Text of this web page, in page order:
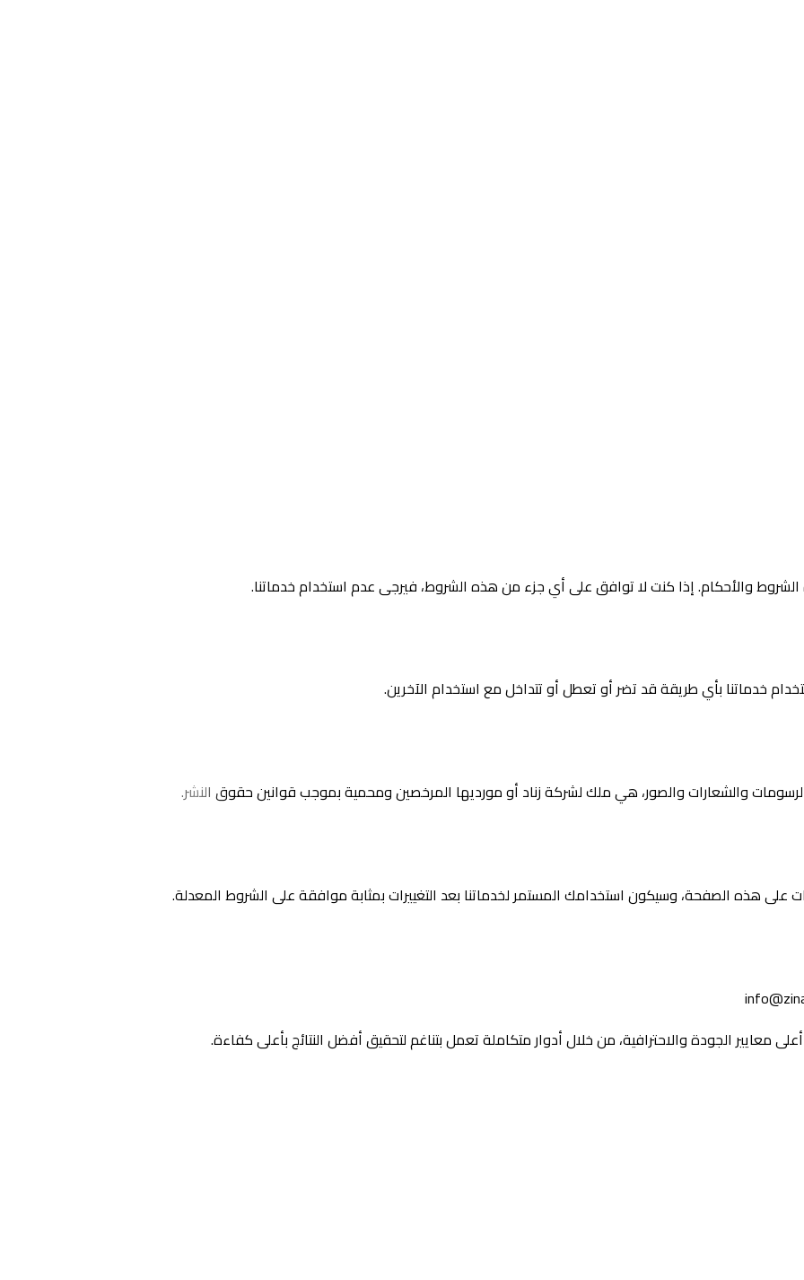
الشروط والأحكام. إذا كنت لا توافق على أي جزء من هذه الشروط، فيرجى عدم استخدام خدماتنا.
خدماتنا بأي طريقة قد تضر أو تعطل أو تتداخل مع استخدام الآخرين.
والشعارات والصور، هي ملك لشركة زناد أو مورديها المرخصين ومحمية بموجب قوانين حقوق النشر.
هذه الصفحة، وسيكون استخدامك المستمر لخدماتنا بعد التغييرات بمثابة موافقة على الشروط المعدلة.
معايير الجودة والاحترافية، من خلال أدوار متكاملة تعمل بتناغم لتحقيق أفضل النتائج بأعلى كفاءة.